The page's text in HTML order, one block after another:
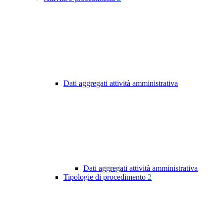
Dati aggregati attività amministrativa
Dati aggregati attività amministrativa
Tipologie di procedimento 2